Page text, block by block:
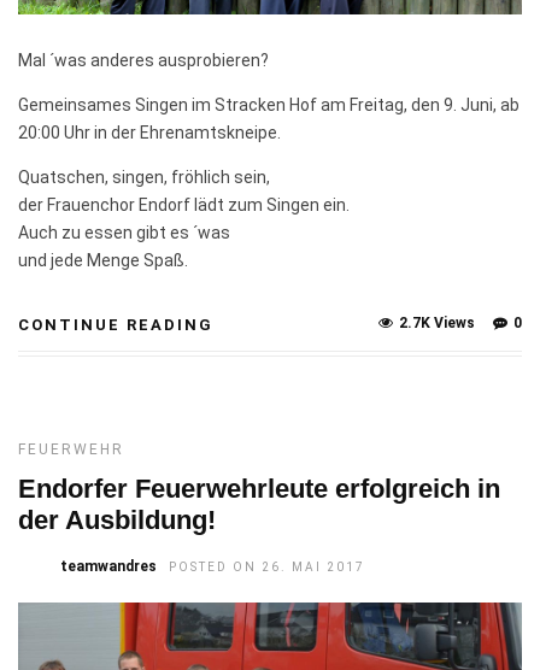
Mal ´was anderes ausprobieren?
Gemeinsames Singen im Stracken Hof am Freitag, den 9. Juni, ab
20:00 Uhr in der Ehrenamtskneipe.
Quatschen, singen, fröhlich sein,
der Frauenchor Endorf lädt zum Singen ein.
Auch zu essen gibt es ´was
und jede Menge Spaß.
CONTINUE READING 0
2.7K Views
FEUERWEHR
Endorfer Feuerwehrleute erfolgreich in
der Ausbildung!
teamwandres POSTED ON 26. MAI 2017